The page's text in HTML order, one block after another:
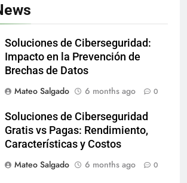
Soluciones de Ciberseguridad:
Impacto en la Prevención de
Brechas de Datos
Mateo Salgado
6 months ago 0
Soluciones de Ciberseguridad
Gratis vs Pagas: Rendimiento,
Características y Costos
Mateo Salgado
6 months ago 0